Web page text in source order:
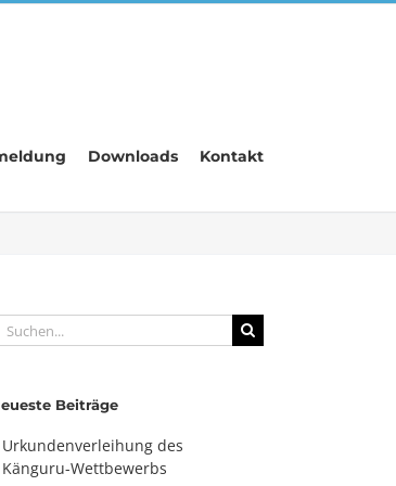
Downloads Kontakt
Beiträge
Urkundenverleihung des
Känguru-Wettbewerbs